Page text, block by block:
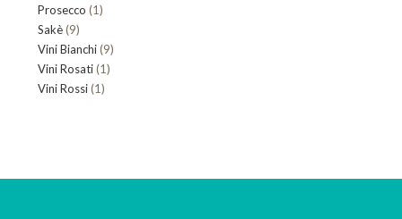
prodotti
Prosecco 11
Sakè 99
prodotti
Vini Bianchi 99
Vini Rosati 11
Vini Rossi 11